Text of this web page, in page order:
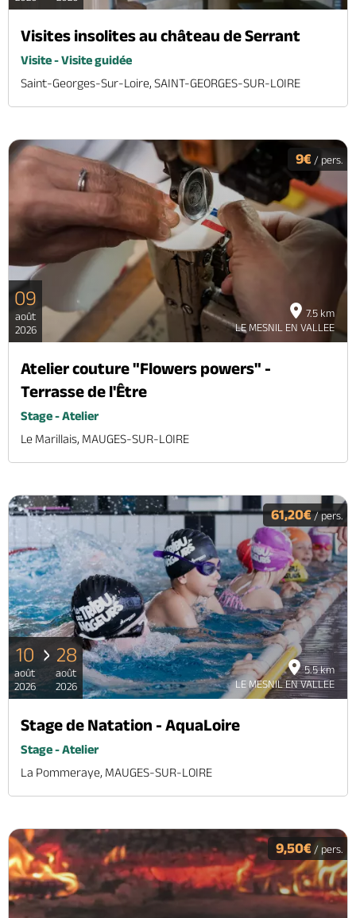
Visites insolites au château de Serrant
Visite - Visite guidée
Saint-Georges-Sur-Loire, SAINT-GEORGES-SUR-LOIRE
7.5 km
LE MESNIL EN VALLEE
9€ / pers.
09
août
2026
Atelier couture "Flowers powers" -
Terrasse de l'Être
Stage - Atelier
Le Marillais, MAUGES-SUR-LOIRE
5.5 km
LE MESNIL EN VALLEE
61,20€/ pers.
10
août
2026
28
août
2026
Stage de Natation - AquaLoire
Stage - Atelier
La Pommeraye, MAUGES-SUR-LOIRE
9,50€ / pers.